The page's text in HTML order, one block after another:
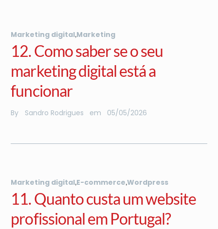
Marketing digital Marketing
12. Como saber se o seu
marketing digital está a
funcionar
By Sandro Rodrigues em 05/05/2026
Marketing digital,E-commerce,Wordpress
11. Quanto custa um website
profissional em Portugal?